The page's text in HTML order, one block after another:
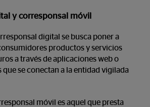
y corresponsal móvil
digital se busca poner a
productos y servicios
a través de aplicaciones web o
que se conectan a la entidad vigilada
móvil es aquel que presta